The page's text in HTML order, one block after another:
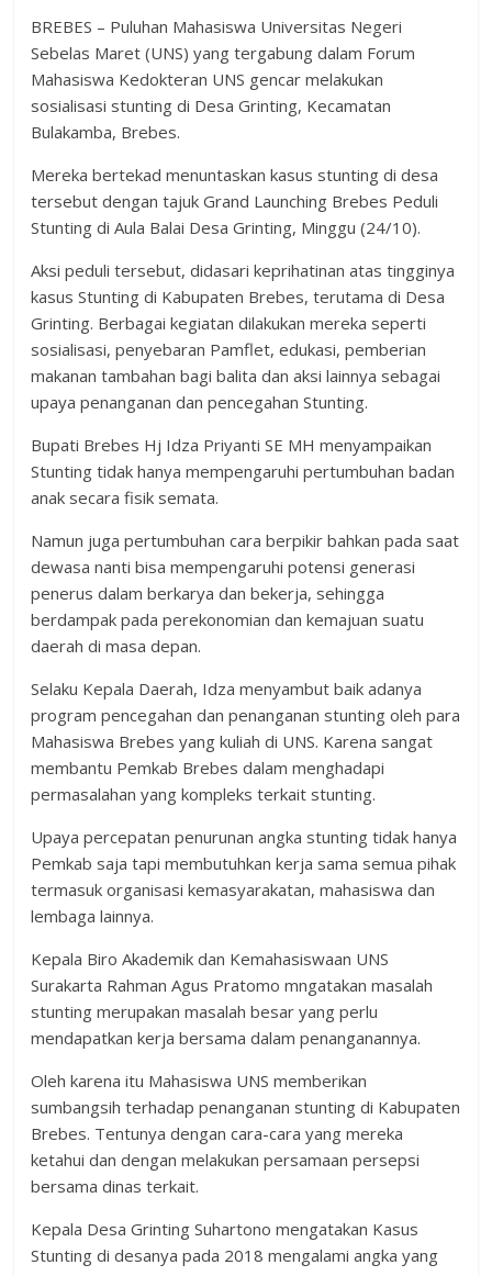
BREBES – Puluhan Mahasiswa Universitas Negeri
Sebelas Maret (UNS) yang tergabung dalam Forum
Mahasiswa Kedokteran UNS gencar melakukan
sosialisasi stunting di Desa Grinting, Kecamatan
Bulakamba, Brebes.
Mereka bertekad menuntaskan kasus stunting di desa
tersebut dengan tajuk Grand Launching Brebes Peduli
Stunting di Aula Balai Desa Grinting, Minggu (24/10).
Aksi peduli tersebut, didasari keprihatinan atas tingginya
kasus Stunting di Kabupaten Brebes, terutama di Desa
Grinting. Berbagai kegiatan dilakukan mereka seperti
sosialisasi, penyebaran Pamflet, edukasi, pemberian
makanan tambahan bagi balita dan aksi lainnya sebagai
upaya penanganan dan pencegahan Stunting.
Bupati Brebes Hj Idza Priyanti SE MH menyampaikan
Stunting tidak hanya mempengaruhi pertumbuhan badan
anak secara fisik semata.
Namun juga pertumbuhan cara berpikir bahkan pada saat
dewasa nanti bisa mempengaruhi potensi generasi
penerus dalam berkarya dan bekerja, sehingga
berdampak pada perekonomian dan kemajuan suatu
daerah di masa depan.
Selaku Kepala Daerah, Idza menyambut baik adanya
program pencegahan dan penanganan stunting oleh para
Mahasiswa Brebes yang kuliah di UNS. Karena sangat
membantu Pemkab Brebes dalam menghadapi
permasalahan yang kompleks terkait stunting.
Upaya percepatan penurunan angka stunting tidak hanya
Pemkab saja tapi membutuhkan kerja sama semua pihak
termasuk organisasi kemasyarakatan, mahasiswa dan
lembaga lainnya.
Kepala Biro Akademik dan Kemahasiswaan UNS
Surakarta Rahman Agus Pratomo mngatakan masalah
stunting merupakan masalah besar yang perlu
mendapatkan kerja bersama dalam penanganannya.
Oleh karena itu Mahasiswa UNS memberikan
sumbangsih terhadap penanganan stunting di Kabupaten
Brebes. Tentunya dengan cara-cara yang mereka
ketahui dan dengan melakukan persamaan persepsi
bersama dinas terkait.
Kepala Desa Grinting Suhartono mengatakan Kasus
Stunting di desanya pada 2018 mengalami angka yang